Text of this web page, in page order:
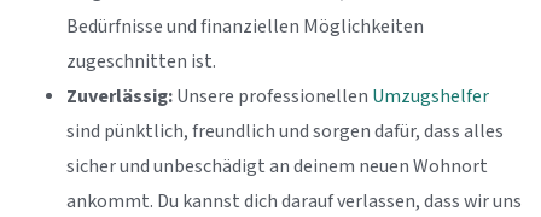
Bedürfnisse und finanziellen Möglichkeiten
zugeschnitten ist.
Zuverlässig:Unsere professionellen Umzugshelfer
sind pünktlich, freundlich und sorgen dafür, dass alles
sicher und unbeschädigt an deinem neuen Wohnort
ankommt. Du kannst dich darauf verlassen, dass wir uns